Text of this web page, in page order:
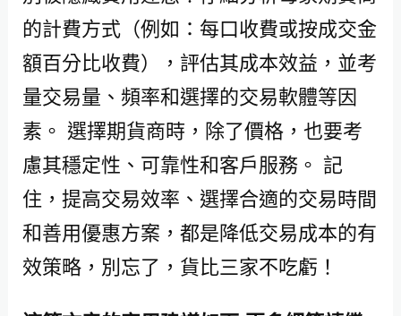
的計費方式（例如：每口收費或按成交金
額百分比收費），評估其成本效益，並考
量交易量、頻率和選擇的交易軟體等因
素。 選擇期貨商時，除了價格，也要考
慮其穩定性、可靠性和客戶服務。 記
住，提高交易效率、選擇合適的交易時間
和善用優惠方案，都是降低交易成本的有
效策略，別忘了，貨比三家不吃虧！